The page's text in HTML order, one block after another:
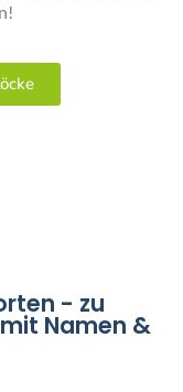
- zu
Namen &